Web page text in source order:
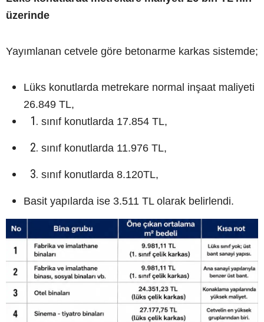
üzerinde
Yayımlanan cetvele göre betonarme karkas sistemde;
Lüks konutlarda metrekare normal inşaat maliyeti
26.849 TL,
sınıf konutlarda 17.854 TL,
sınıf konutlarda 11.976 TL,
sınıf konutlarda 8.120TL,
Basit yapılarda ise 3.511 TL olarak belirlendi.